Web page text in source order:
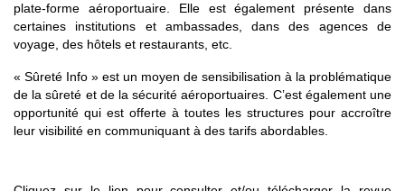
plate-forme aéroportuaire. Elle est également présente dans
certaines institutions et ambassades, dans des agences de
voyage, des hôtels et restaurants, etc.
« Sûreté Info » est un moyen de sensibilisation à la problématique
de la sûreté et de la sécurité aéroportuaires. C’est également une
opportunité qui est offerte à toutes les structures pour accroître
leur visibilité en communiquant à des tarifs abordables.